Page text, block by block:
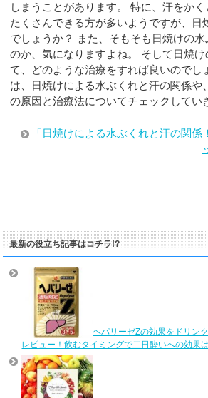
しまうことがあります。 特に、汗をか
たくさんできる方が多いようですが、日
でしょうか？ また、そもそも日焼けの
のか、気になりますよね。 そして日焼
て、どのような治療をすれば良いのでし
は、日焼けによる水ぶくれと汗の関係や
の原因と治療法についてチェックしてい
「日焼けによる水ぶくれと汗の関係
最新の役立ち記事はコチラ!?
ヘパリーゼZの効果をドリン
レビュー！飲むタイミングで二日酔いへの効果